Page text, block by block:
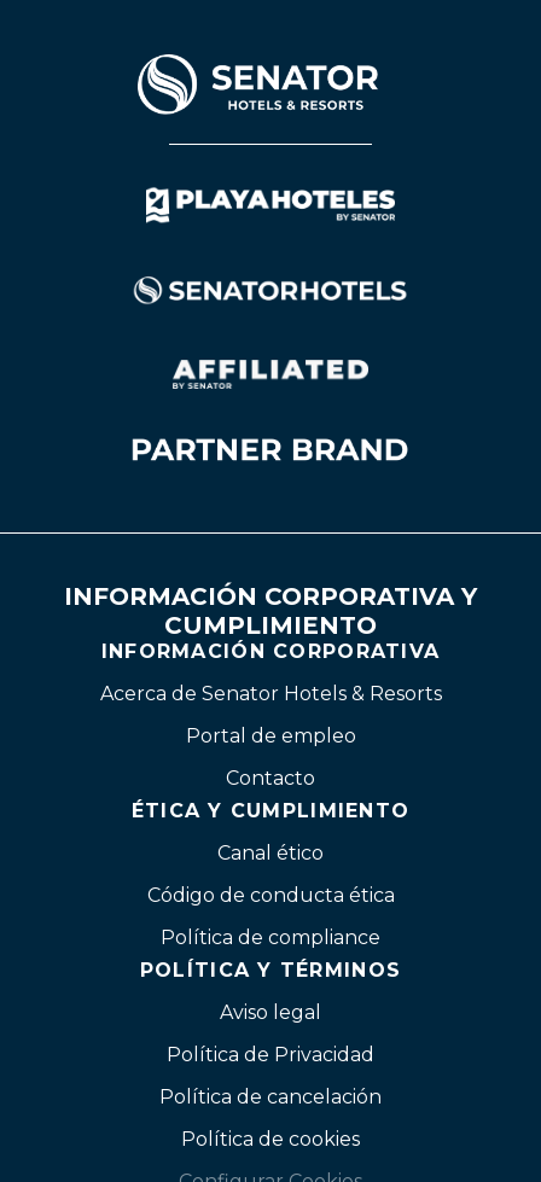
INFORMACIÓN CORPORATIVA Y
CUMPLIMIENTO
INFORMACIÓN CORPORATIVA
Acerca de Senator Hotels & Resorts
Portal de empleo
Contacto
ÉTICA Y CUMPLIMIENTO
Canal ético
Código de conducta ética
Política de compliance
POLÍTICA Y TÉRMINOS
Aviso legal
Política de Privacidad
Política de cancelación
Política de cookies